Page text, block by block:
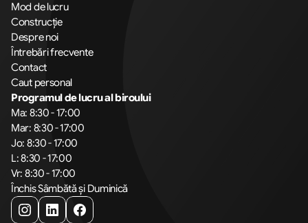
Mod de lucru
Construcție
Despre noi
Întrebări frecvente
Contact
Caut personal
Programul de lucru al biroului
Ma: 8:30 - 17:00
Mar: 8:30 - 17:00
Jo: 8:30 - 17:00
L: 8:30 - 17:00
Vr: 8:30 - 17:00
Închis Sâmbătă și Duminică